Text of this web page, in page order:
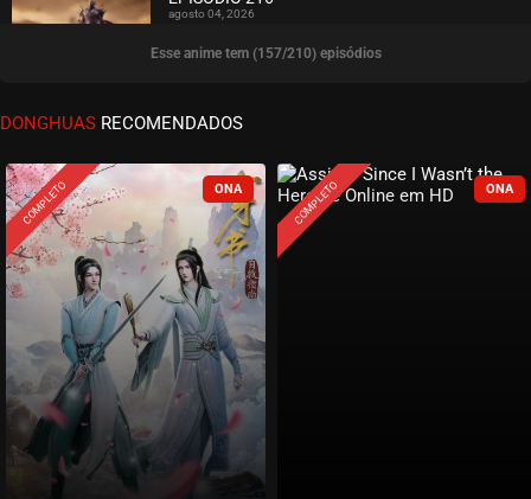
ASSISTIDO
agosto 04, 2026
ASSISTIDO
EPISÓDIO 215
ASSISTIDO
EPISÓDIO 214
agosto 04, 2026
ASSISTIDO
EPISÓDIO 213
agosto 04, 2026
EPISÓDIO 212
Esse anime tem (157/210) episódios
DONGHUAS RECOMENDADOS
COMPLETO COMPLETO